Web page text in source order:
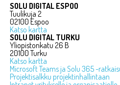
SOLU DIGITAL ESPOO
Tuulikuja 2
02100 Espoo
Katso kartta
SOLU DIGITAL TURKU
Yliopistonkatu 26 B
20100 Turku
Katso kartta
Microsoft Teams ja Solu 365 -
Projektisalkku projektinhallintaan